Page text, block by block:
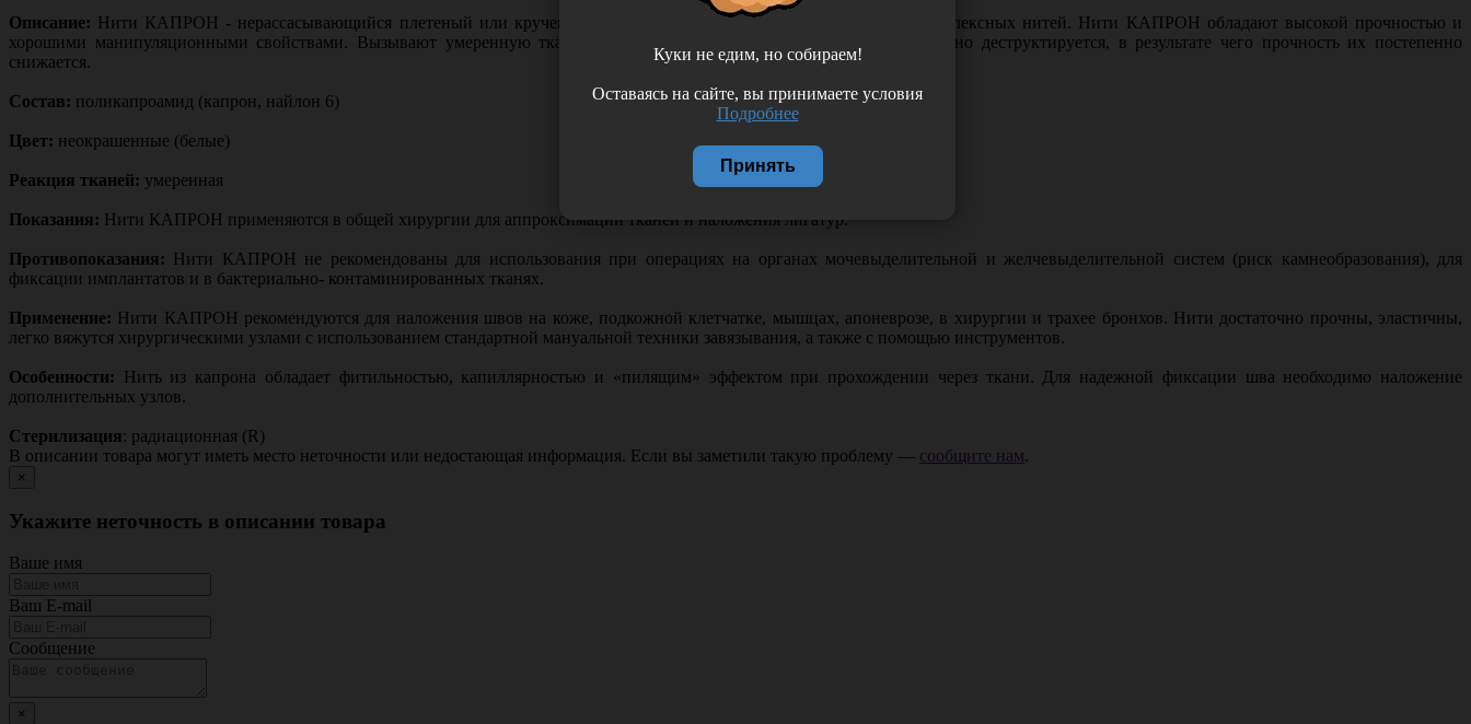
Описание: Нити КАПРОН - нерассасывающийся плетеный или крученый материал из капроновых (полиамидных) комплексных нитей. Нити КАПРОН обладают высокой прочностью и
хорошими манипуляционными свойствами. Вызывают умеренную тканевую реакцию. В организме КАПРОН постепенно деструктируется, в результате чего прочность их постепенно
снижается.
Состав: поликапроамид (капрон, найлон 6)
Цвет: неокрашенные (белые)
Реакция тканей: умеренная
Показания: Нити КАПРОН применяются в общей хирургии для аппроксимации тканей и наложения лигатур.
Противопоказания: Нити КАПРОН не рекомендованы для использования при операциях на органах мочевыделительной и желчевыделительной систем (риск камнеобразования), для
фиксации имплантатов и в бактериально- контаминированных тканях.
Применение: Нити КАПРОН рекомендуются для наложения швов на коже, подкожной клетчатке, мышцах, апоневрозе, в хирургии и трахее бронхов. Нити достаточно прочны, эластичны,
легко вяжутся хирургическими узлами с использованием стандартной мануальной техники завязывания, а также с помощью инструментов.
Особенности: Нить из капрона обладает фитильностью, капиллярностью и «пилящим» эффектом при прохождении через ткани. Для надежной фиксации шва необходимо наложение
дополнительных узлов.
Стерилизация: радиационная (R)
В описании товара могут иметь место неточности или недостающая информация. Если вы заметили такую проблему — сообщите нам.
×
Укажите неточность в описании товара
Ваше имя
Ваш E-mail
Сообщение
×
Куки не едим, но собираем!
Оставаясь на сайте, вы принимаете условия
Подробнее
Принять